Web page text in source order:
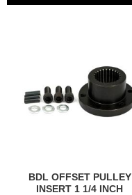
BDL OFFSET PULLEY
INSERT 1 1/4 INCH